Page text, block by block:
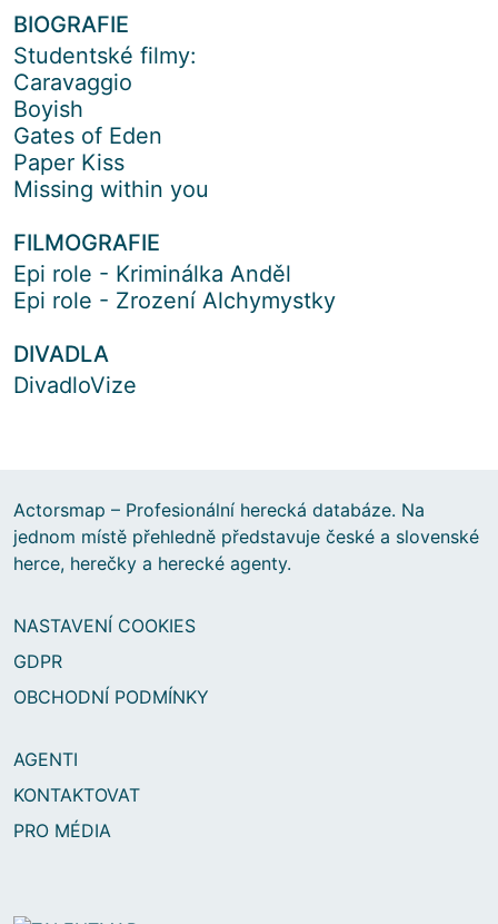
BIOGRAFIE
Studentské filmy:
Caravaggio
Boyish
Gates of Eden
Paper Kiss
Missing within you
FILMOGRAFIE
Epi role - Kriminálka Anděl
Epi role - Zrození Alchymystky
DIVADLA
DivadloVize
Actorsmap – Profesionální herecká databáze. Na
jednom místě přehledně představuje české a slovenské
herce, herečky a herecké agenty.
NASTAVENÍ COOKIES
GDPR
OBCHODNÍ PODMÍNKY
AGENTI
KONTAKTOVAT
PRO MÉDIA